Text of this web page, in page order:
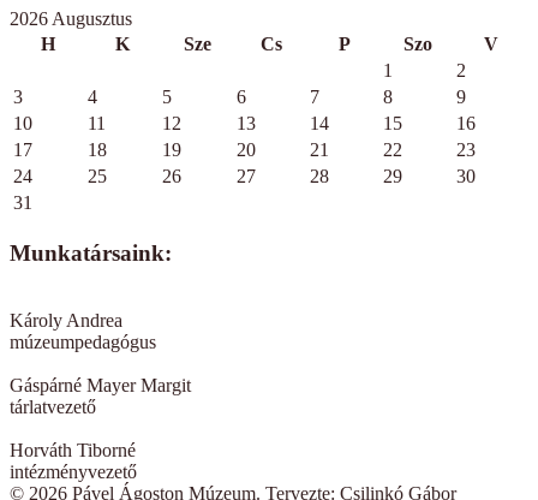
2026 Augusztus
H
K Sze Cs P Szo
V
1
2
3
4 5 6 7 8
9
10
11 12 13 14 15
16
17
18 19 20 21 22
23
24
25 26 27 28 29
30
31
Munkatársaink:
Károly Andrea
múzeumpedagógus
Gáspárné Mayer Margit
tárlatvezető
Horváth Tiborné
intézményvezető
© 2026 Pável Ágoston Múzeum. Tervezte: Csilinkó Gábor